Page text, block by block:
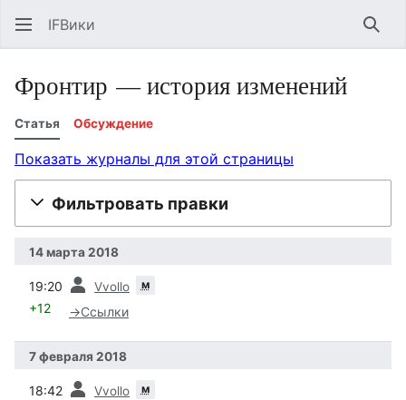
IFВики
Фронтир — история изменений
Статья Обсуждение
Показать журналы для этой страницы
Фильтровать правки
14 марта 2018
19:20 Vvollo м
+12 →Ссылки
7 февраля 2018
18:42 Vvollo м